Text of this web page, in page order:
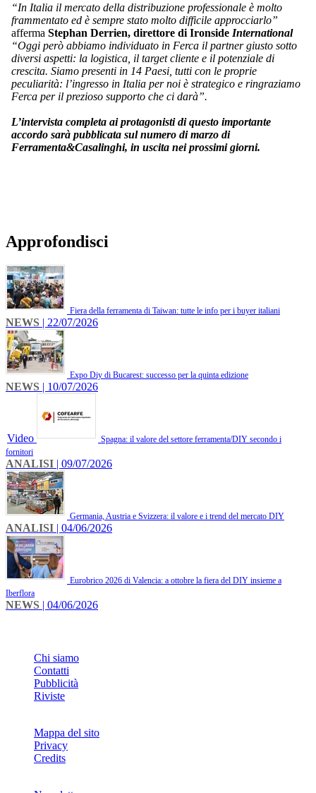
“In Italia il mercato della distribuzione professionale è molto
frammentato ed è sempre stato molto difficile approcciarlo”
afferma Stephan Derrien, direttore di Ironside International
“Oggi però abbiamo individuato in Ferca il partner giusto sotto
diversi aspetti: la logistica, il target cliente e il potenziale di
crescita. Siamo presenti in 14 Paesi, tutti con le proprie
peculiarità: l’ingresso in Italia per noi è strategico e ringraziamo
Ferca per il prezioso supporto che ci darà”.
L’intervista completa ai protagonisti di questo importante
accordo sarà pubblicata sul numero di marzo di
Ferramenta&Casalinghi, in uscita nei prossimi giorni.
Approfondisci
Fiera della ferramenta di Taiwan: tutte le info per i buyer italiani
NEWS | 22/07/2026
Expo Diy di Bucarest: successo per la quinta edizione
NEWS | 10/07/2026
Video
Spagna: il valore del settore ferramenta/DIY secondo i
fornitori
ANALISI | 09/07/2026
Germania, Austria e Svizzera: il valore e i trend del mercato DIY
ANALISI | 04/06/2026
Eurobrico 2026 di Valencia: a ottobre la fiera del DIY insieme a
Iberflora
NEWS | 04/06/2026
Chi siamo
Contatti
Pubblicità
Riviste
Mappa del sito
Privacy
Credits